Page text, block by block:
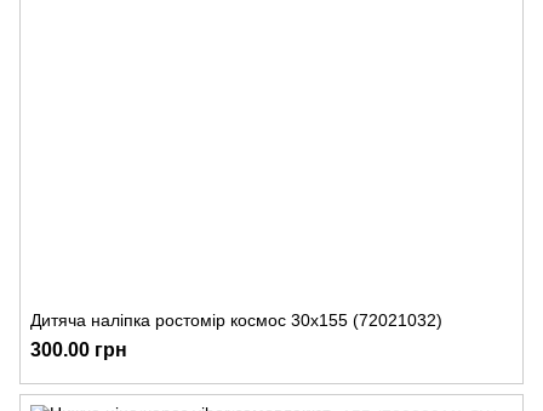
Дитяча наліпка ростомір космос 30х155 (72021032)
300.00 грн